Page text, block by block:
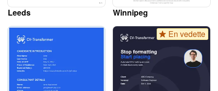
Leeds Winnipeg
En vedette